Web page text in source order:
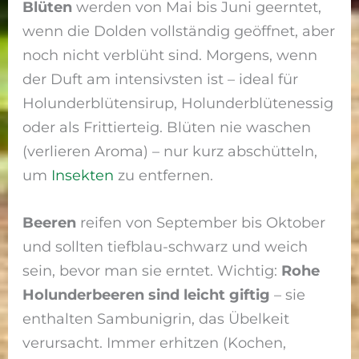
Blüten werden von Mai bis Juni geerntet,
wenn die Dolden vollständig geöffnet, aber
noch nicht verblüht sind. Morgens, wenn
der Duft am intensivsten ist – ideal für
Holunderblütensirup, Holunderblütenessig
oder als Frittierteig. Blüten nie waschen
(verlieren Aroma) – nur kurz abschütteln,
um Insekten zu entfernen.
Beeren reifen von September bis Oktober
und sollten tiefblau-schwarz und weich
sein, bevor man sie erntet. Wichtig: Rohe
Holunderbeeren sind leicht giftig – sie
enthalten Sambunigrin, das Übelkeit
verursacht. Immer erhitzen (Kochen,